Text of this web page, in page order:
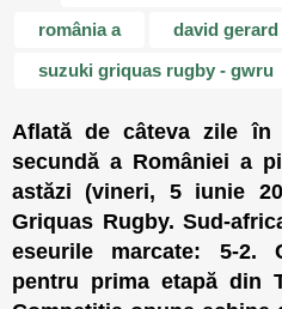
românia a
david gerard
suzuki griquas rugby - gwru
Aflată de câteva zile în
secundă a României a
astăzi (vineri, 5 iunie
Griquas Rugby. Sud-
eseurile marcate: 5-2.
pentru prima etapă din